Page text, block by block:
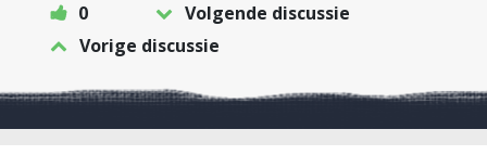
0
Volgende discussie
Vorige discussie